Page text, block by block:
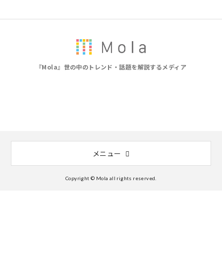
『Mola』世の中のトレンド・話題を解説するメディア
メニュー
Copyright © Mola all rights reserved.